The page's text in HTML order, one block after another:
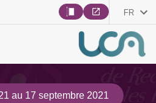
FR
au 17 septembre 2021